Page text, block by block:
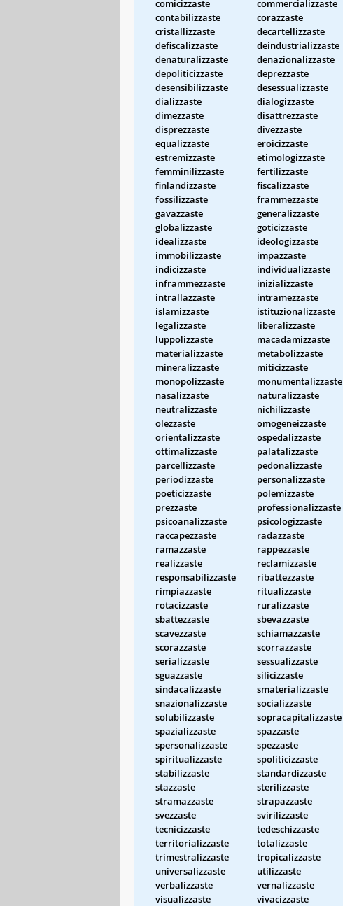
comicizzaste
commercializzaste
contabilizzaste
corazzaste
cristallizzaste
decartellizzaste
defiscalizzaste
deindustrializzaste
denaturalizzaste
denazionalizzaste
depoliticizzaste
deprezzaste
desensibilizzaste
desessualizzaste
dializzaste
dialogizzaste
dimezzaste
disattrezzaste
disprezzaste
divezzaste
equalizzaste
eroicizzaste
estremizzaste
etimologizzaste
femminilizzaste
fertilizzaste
finlandizzaste
fiscalizzaste
fossilizzaste
frammezzaste
gavazzaste
generalizzaste
globalizzaste
goticizzaste
idealizzaste
ideologizzaste
immobilizzaste
impazzaste
indicizzaste
individualizzaste
inframmezzaste
inizializzaste
intrallazzaste
intramezzaste
islamizzaste
istituzionalizzaste
legalizzaste
liberalizzaste
luppolizzaste
macadamizzaste
materializzaste
metabolizzaste
mineralizzaste
miticizzaste
monopolizzaste
monumentalizzaste
nasalizzaste
naturalizzaste
neutralizzaste
nichilizzaste
olezzaste
omogeneizzaste
orientalizzaste
ospedalizzaste
ottimalizzaste
palatalizzaste
parcellizzaste
pedonalizzaste
periodizzaste
personalizzaste
poeticizzaste
polemizzaste
prezzaste
professionalizzaste
psicoanalizzaste
psicologizzaste
raccapezzaste
radazzaste
ramazzaste
rappezzaste
realizzaste
reclamizzaste
responsabilizzaste
ribattezzaste
rimpiazzaste
ritualizzaste
rotacizzaste
ruralizzaste
sbattezzaste
sbevazzaste
scavezzaste
schiamazzaste
scorazzaste
scorrazzaste
serializzaste
sessualizzaste
sguazzaste
silicizzaste
sindacalizzaste
smaterializzaste
snazionalizzaste
socializzaste
solubilizzaste
sopracapitalizzaste
spazializzaste
spazzaste
spersonalizzaste
spezzaste
spiritualizzaste
spoliticizzaste
stabilizzaste
standardizzaste
stazzaste
sterilizzaste
stramazzaste
strapazzaste
svezzaste
svirilizzaste
tecnicizzaste
tedeschizzaste
territorializzaste
totalizzaste
trimestralizzaste
tropicalizzaste
universalizzaste
utilizzaste
verbalizzaste
vernalizzaste
visualizzaste
vivacizzaste